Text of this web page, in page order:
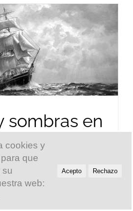
sombras en
de
cookies y
que
su
web:
Acepto Rechazo